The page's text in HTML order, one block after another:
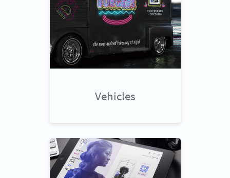
Vehicles